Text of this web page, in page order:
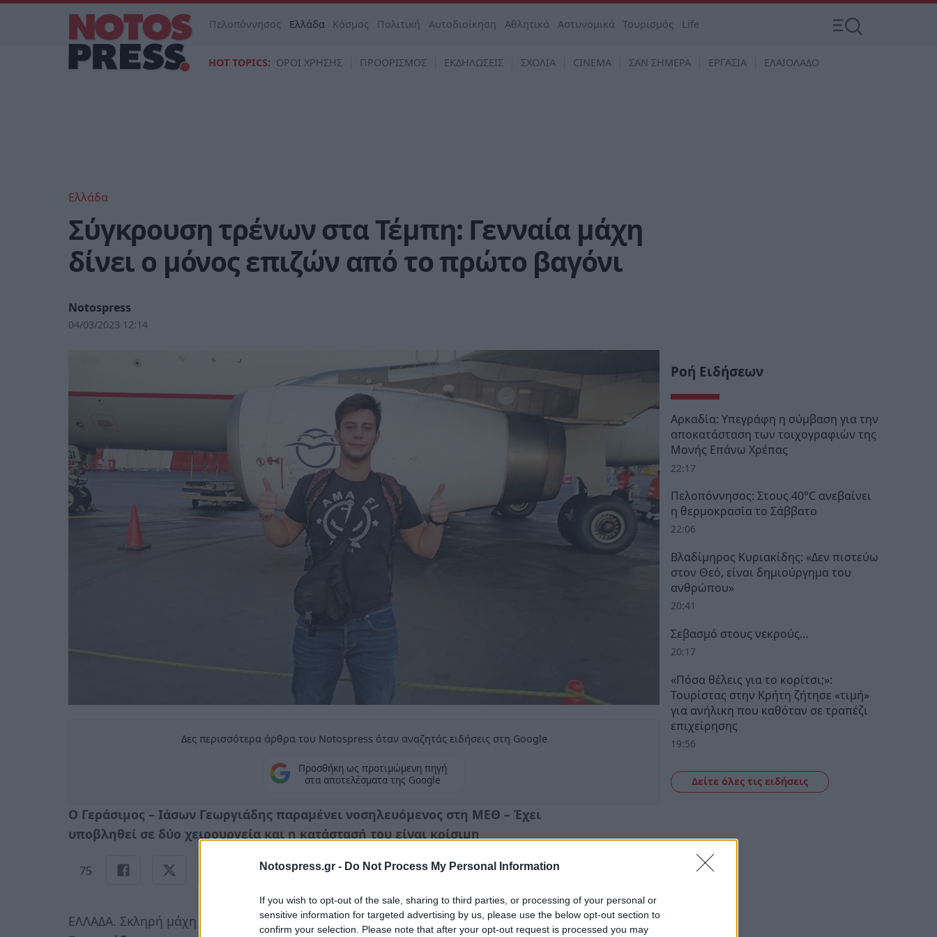
Notospress.gr - Do Not Process My Personal Information
If you wish to opt-out of the sale, sharing to third parties, or processing of your personal or
sensitive information for targeted advertising by us, please use the below opt-out section to
confirm your selection. Please note that after your opt-out request is processed you may
Πελοπόννησος Ελλάδα Κόσμος Πολιτική Αυτοδιοίκηση Αθλητικά Αστυνομικά Τουρισμός Life
HOT TOPICS: ΟΡΟΙ ΧΡΗΣΗΣ ΠΡΟΟΡΙΣΜΟΣ ΕΚΔΗΛΩΣΕΙΣ ΣΧΟΛΙΑ CINEMA ΣΑΝ ΣΗΜΕΡΑ ΕΡΓΑΣΙΑ ΕΛΑΙΟΛΑΔΟ
Ελλάδα
Σύγκρουση τρένων στα Τέμπη: Γενναία μάχη
δίνει ο μόνος επιζών από το πρώτο βαγόνι
Notospress
04/03/2023 12:14
Δες περισσότερα άρθρα του Notospress όταν αναζητάς ειδήσεις στη Google
Προσθήκη ως προτιμώμενη πηγή
στα αποτελέσματα της Google
O Γεράσιμος – Ιάσων Γεωργιάδης παραμένει νοσηλευόμενος στη ΜΕΘ – Έχει
υποβληθεί σε δύο χειρουργεία και η κατάστασή του είναι κρίσιμη
75
ΕΛΛΑΔΑ. Σκληρή μάχη για να κρατηθεί στη ζωή δίνει ο 20χρονοςΓεράσιμος – Ιάσων
Ροή Ειδήσεων
Αρκαδία: Υπεγράφη η σύμβαση για την
αποκατάσταση των τοιχογραφιών της
Μονής Επάνω Χρέπας
22:17
Πελοπόννησος: Στους 40°C ανεβαίνει
η θερμοκρασία το Σάββατο
22:06
Βλαδίμηρος Κυριακίδης: «Δεν πιστεύω
στον Θεό, είναι δημιούργημα του
ανθρώπου»
20:41
Σεβασμό στους νεκρούς…
20:17
«Πόσα θέλεις για το κορίτσι;»:
Τουρίστας στην Κρήτη ζήτησε «τιμή»
για ανήλικη που καθόταν σε τραπέζι
επιχείρησης
19:56
Δείτε όλες τις ειδήσεις